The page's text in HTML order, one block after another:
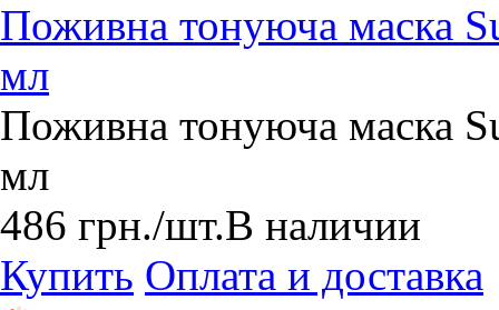
Поживна тонуюча маска
мл
Поживна тонуюча маска
мл
486 грн./шт.В наличии
Купить Оплата и доставка